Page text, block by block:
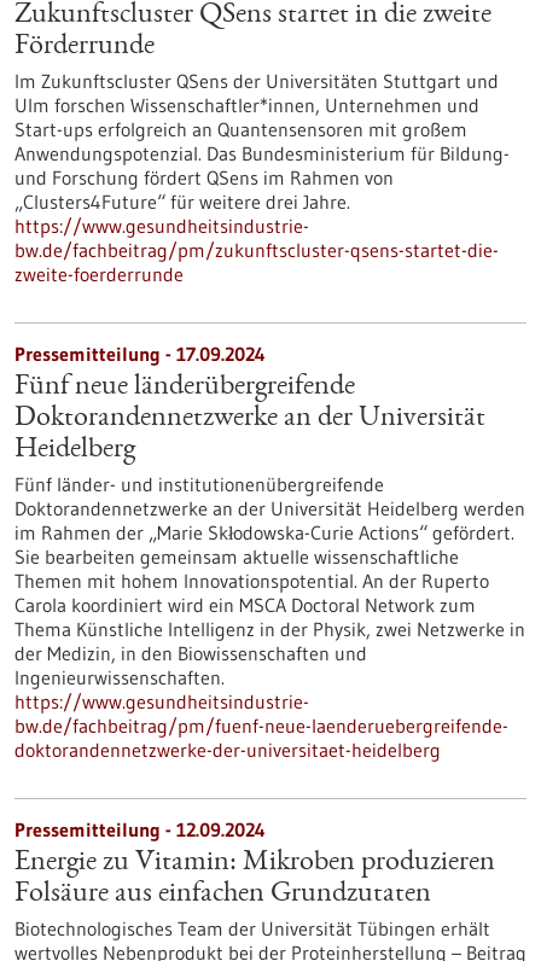
Zukunftscluster QSens startet in die zweite
Förderrunde
Im Zukunftscluster QSens der Universitäten Stuttgart und
Ulm forschen Wissenschaftler*innen, Unternehmen und
Start-ups erfolgreich an Quantensensoren mit großem
Anwendungspotenzial. Das Bundesministerium für Bildung-
und Forschung fördert QSens im Rahmen von
„Clusters4Future“ für weitere drei Jahre.
https://www.gesundheitsindustrie-
bw.de/fachbeitrag/pm/zukunftscluster-qsens-startet-die-
zweite-foerderrunde
Pressemitteilung - 17.09.2024
Fünf neue länderübergreifende
Doktorandennetzwerke an der Universität
Heidelberg
Fünf länder- und institutionenübergreifende
Doktorandennetzwerke an der Universität Heidelberg werden
im Rahmen der „Marie Skłodowska-Curie Actions“ gefördert.
Sie bearbeiten gemeinsam aktuelle wissenschaftliche
Themen mit hohem Innovationspotential. An der Ruperto
Carola koordiniert wird ein MSCA Doctoral Network zum
Thema Künstliche Intelligenz in der Physik, zwei Netzwerke in
der Medizin, in den Biowissenschaften und
Ingenieurwissenschaften.
https://www.gesundheitsindustrie-
bw.de/fachbeitrag/pm/fuenf-neue-laenderuebergreifende-
doktorandennetzwerke-der-universitaet-heidelberg
Pressemitteilung - 12.09.2024
Energie zu Vitamin: Mikroben produzieren
Folsäure aus einfachen Grundzutaten
Biotechnologisches Team der Universität Tübingen erhält
wertvolles Nebenprodukt bei der Proteinherstellung – Beitrag